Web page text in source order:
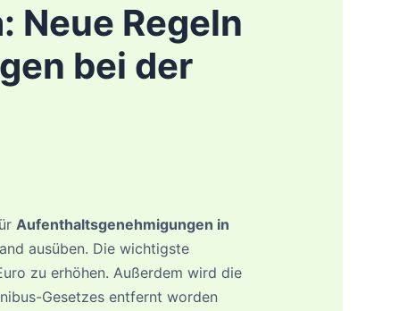
Regeln
bei der
Aufenthaltsgenehmigungen in
ausüben. Die wichtigste
zu erhöhen. Außerdem wird die
Gesetzes entfernt worden